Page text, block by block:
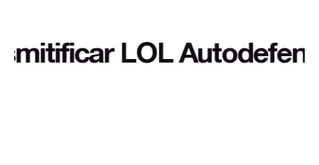
LOL